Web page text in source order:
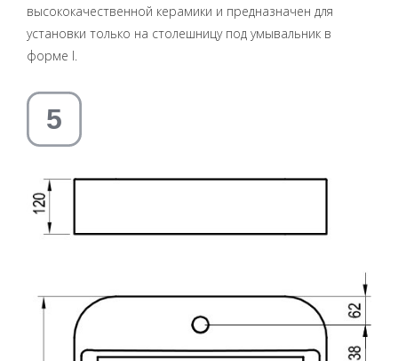
высококачественной керамики и предназначен для
установки только на столешницу под умывальник в
форме I.